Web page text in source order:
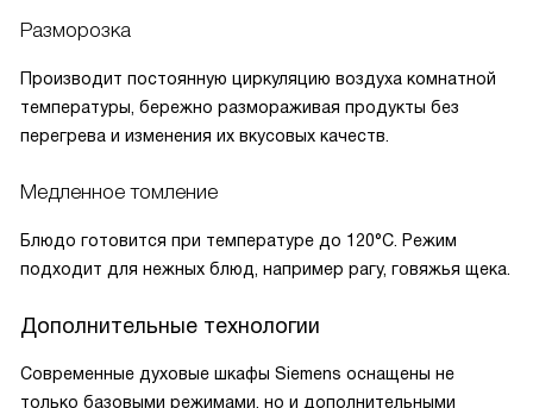
Разморозка
Производит постоянную циркуляцию воздуха комнатной
температуры, бережно размораживая продукты без
перегрева и изменения их вкусовых качеств.
Медленное томление
Блюдо готовится при температуре до 120°C. Режим
подходит для нежных блюд, например рагу, говяжья щека.
Дополнительные технологии
Современные духовые шкафы Siemens оснащены не
только базовыми режимами, но и дополнительными